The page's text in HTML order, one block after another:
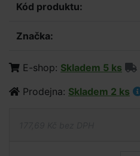
Kód produktu:
Značka:
E-shop: Skladem 5 ks
Prodejna: Skladem 2 ks